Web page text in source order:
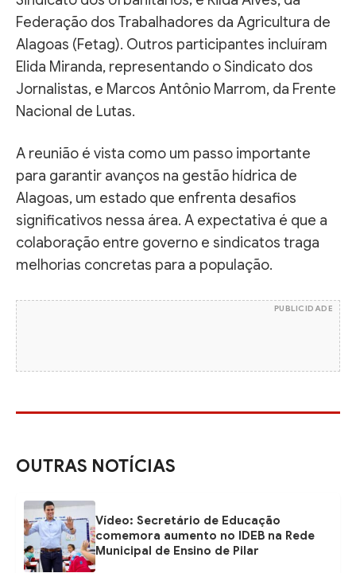
Federação dos Trabalhadores da Agricultura de
Alagoas (Fetag). Outros participantes incluíram
Elida Miranda, representando o Sindicato dos
Jornalistas, e Marcos Antônio Marrom, da Frente
Nacional de Lutas.
A reunião é vista como um passo importante
para garantir avanços na gestão hídrica de
Alagoas, um estado que enfrenta desafios
significativos nessa área. A expectativa é que a
colaboração entre governo e sindicatos traga
melhorias concretas para a população.
PUBLICIDADE
OUTRAS NOTÍCIAS
Vídeo: Secretário de Educação
comemora aumento no IDEB na Rede
Municipal de Ensino de Pilar